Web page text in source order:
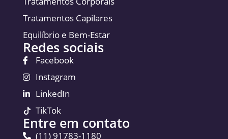
Tratamentos Capilares
Equilíbrio e Bem-Estar
Redes sociais
Facebook
Instagram
LinkedIn
TikTok
Entre em contato
(11) 91783-1180